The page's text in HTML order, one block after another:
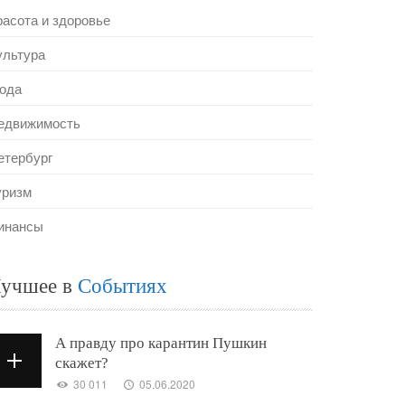
и здоровье
в Событиях
А правду про карантин Пушкин
скажет?
30 011 05.06.2020